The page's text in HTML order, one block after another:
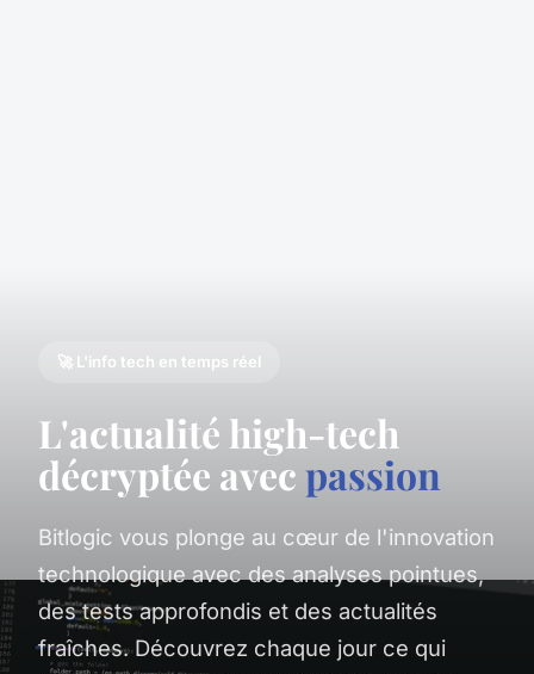
🚀 L'info tech en temps réel
L'actualité high-tech
décryptée avecpassion
Bitlogic vous plonge au cœur de l'innovation
technologique avec des analyses pointues,
des tests approfondis et des actualités
fraîches. Découvrez chaque jour ce qui